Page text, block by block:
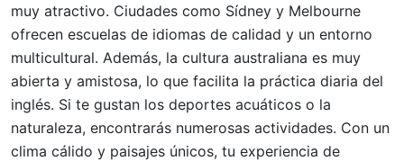
muy atractivo. Ciudades como Sídney y Melbourne
ofrecen escuelas de idiomas de calidad y un entorno
multicultural. Además, la cultura australiana es muy
abierta y amistosa, lo que facilita la práctica diaria del
inglés. Si te gustan los deportes acuáticos o la
naturaleza, encontrarás numerosas actividades. Con un
clima cálido y paisajes únicos, tu experiencia de